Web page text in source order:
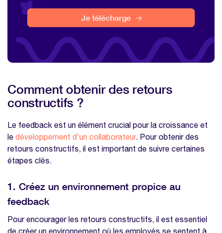
Je télécharge
Comment obtenir des retours
constructifs ?
Le feedback est un élément crucial pour la croissance et
le développement d'un collaborateur. Pour obtenir des
retours constructifs, il est important de suivre certaines
étapes clés.
1. Créez un environnement propice au
feedback
Pour encourager les retours constructifs, il est essentiel